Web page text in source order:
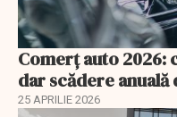
Comerț auto 2026:
dar scădere anuală
25 APRILIE 2026